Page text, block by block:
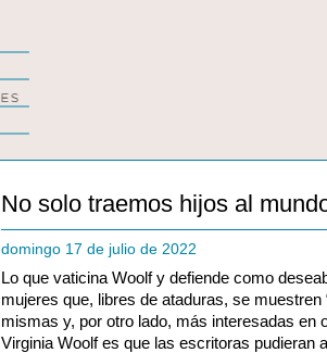
No solo traemos hijos al
domingo 17 de julio de 2022
Lo que vaticina Woolf y defiende como
mujeres que, libres de ataduras, se
mismas y, por otro lado, más interesadas en
Virginia Woolf es que las escritoras pudieran